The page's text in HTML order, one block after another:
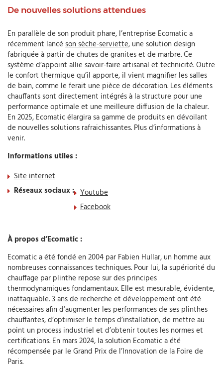
De nouvelles solutions attendues
En parallèle de son produit phare, l’entreprise Ecomatic a
récemment lancé son sèche-serviette, une solution design
fabriquée à partir de chutes de granites et de marbre. Ce
système d’appoint allie savoir-faire artisanal et technicité. Outre
le confort thermique qu’il apporte, il vient magnifier les salles
de bain, comme le ferait une pièce de décoration. Les éléments
chauffants sont directement intégrés à la structure pour une
performance optimale et une meilleure diffusion de la chaleur.
En 2025, Ecomatic élargira sa gamme de produits en dévoilant
de nouvelles solutions rafraichissantes. Plus d’informations à
venir.
Informations utiles :
Site internet
Réseaux sociaux : Youtube
Facebook
À propos d’Ecomatic :
Ecomatic a été fondé en 2004 par Fabien Hullar, un homme aux
nombreuses connaissances techniques. Pour lui, la supériorité du
chauffage par plinthe repose sur des principes
thermodynamiques fondamentaux. Elle est mesurable, évidente,
inattaquable. 3 ans de recherche et développement ont été
nécessaires afin d’augmenter les performances de ses plinthes
chauffantes, d’optimiser le temps d’installation, de mettre au
point un process industriel et d’obtenir toutes les normes et
certifications. En mars 2024, la solution Ecomatic a été
récompensée par le Grand Prix de l’Innovation de la Foire de
Paris.